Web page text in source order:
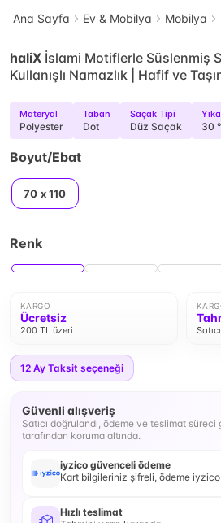
Ana Sayfa Ev & Mobilya Mobilya
haliX İslami Motiflerle Süslenmiş
Kullanışlı Namazlık | Hafif ve
Materyal
Polyester
Taban
Dot
Saçak Tipi
Düz Saçak 30 °
Boyut/Ebat
70 x 110
Renk
KARGO
Ücretsiz
200 TL üzeri
12 Ay Taksit seçeneği
Güvenli alışveriş
Satıcı doğrulandı, ödeme ve teslimat
tarafından koruma altında.
iyzico güvenceli ödeme
Kart bilgileriniz şifreli, ödeme iyzico
Hızlı teslimat